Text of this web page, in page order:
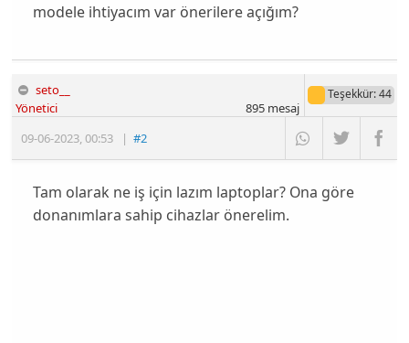
modele ihtiyacım var önerilere açığım?
seto__
09-06-2023,00:53 |#2
Yönetici
Teşekkür: 44
895mesaj
Tam olarak ne iş için lazım laptoplar? Ona göre
donanımlara sahip cihazlar önerelim.